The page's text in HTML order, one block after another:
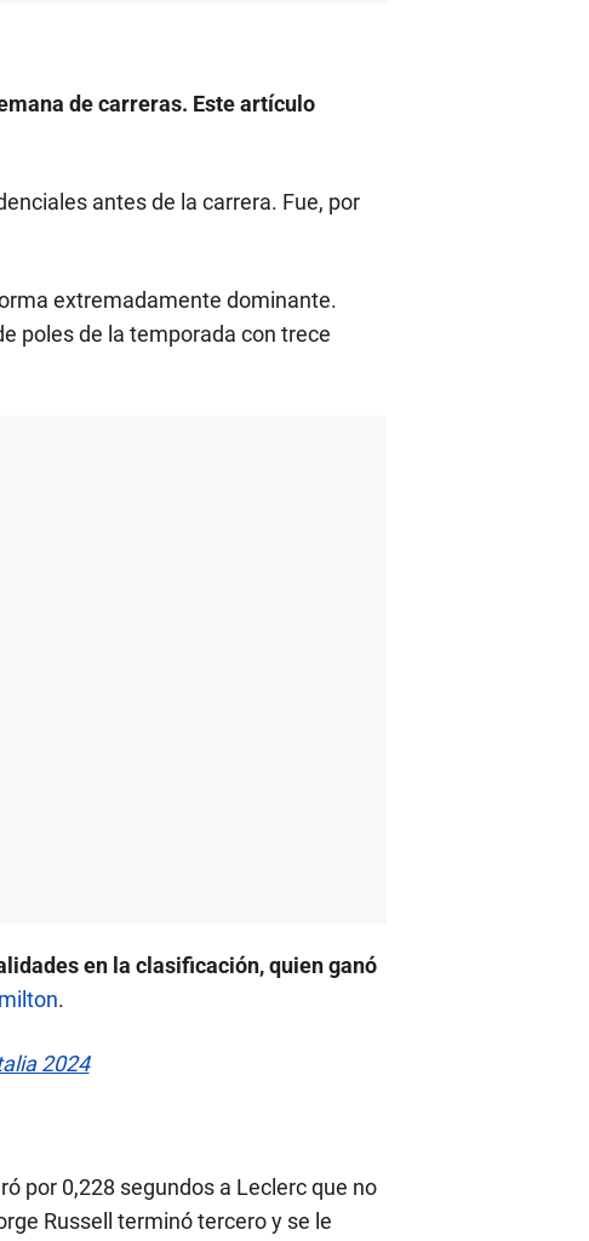
de carreras. Este artículo
antes de la carrera. Fue, por
extremadamente dominante.
poles de la temporada con trece
en la clasificación, quien ganó
.
2024
por 0,228 segundos a Leclerc que no
Russell terminó tercero y se le